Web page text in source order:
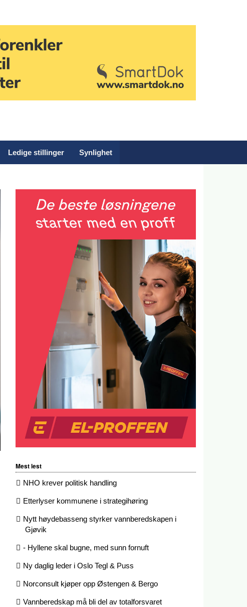
Ledige stillinger Synlighet
Mest lest
NHO krever politisk handling
Etterlyser kommunene i strategihøring
Nytt høydebasseng styrker vannberedskapen i
Gjøvik
- Hyllene skal bugne, med sunn fornuft
Ny daglig leder i Oslo Tegl & Puss
Norconsult kjøper opp Østengen & Bergo
Vannberedskap må bli del av totalforsvaret